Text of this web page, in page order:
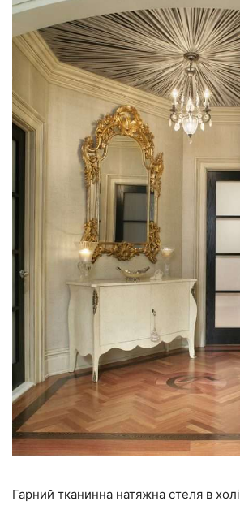
Гарний тканинна натяжна стеля в холі